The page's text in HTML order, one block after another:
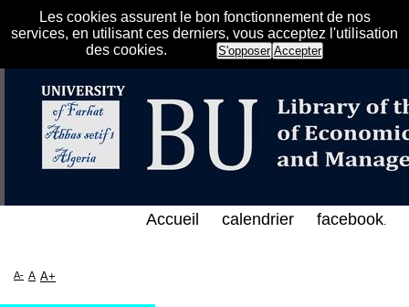
Les cookies assurent le bon fonctionnement de nos
services, en utilisant ces derniers, vous acceptez l'utilisation
des cookies.
S'opposer Accepter
الفهرس الإلكتروني على الخط المباشر لمكتبة كلية
Accueil calendrier facebook.
A- A A+